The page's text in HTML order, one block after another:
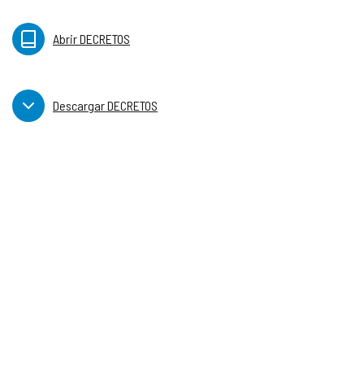
Abrir DECRETOS
Descargar DECRETOS